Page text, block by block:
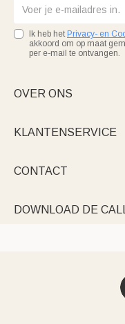
Ik heb het Privacy- en
akkoord om op maat
per e-mail te ontvangen.
OVER ONS
KLANTENSERVICE
CONTACT
DOWNLOAD DE